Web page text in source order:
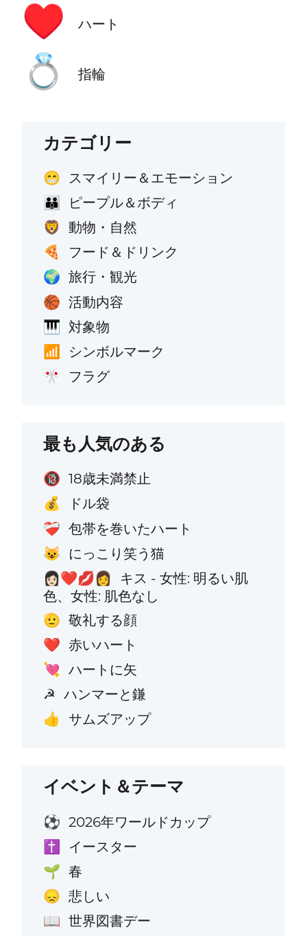
♥️ ハート
💍 指輪
カテゴリー
😁 スマイリー＆エモーション
👪 ピープル＆ボディ
🦁 動物・自然
🍕 フード＆ドリンク
🌍 旅行・観光
🏀 活動内容
🎹 対象物
📶 シンボルマーク
🎌 フラグ
最も人気のある
🔞 18歳未満禁止
💰 ドル袋
❤️‍🩹 包帯を巻いたハート
😺 にっこり笑う猫
👩🏻‍❤️‍💋‍👩
キス - 女性: 明るい肌
色、女性: 肌色なし
🫡 敬礼する顔
❤️ 赤いハート
💘 ハートに矢
☭ ハンマーと鎌
👍 サムズアップ
イベント＆テーマ
⚽ 2026年ワールドカップ
✝️ イースター
🌱 春
😞 悲しい
📖 世界図書デー